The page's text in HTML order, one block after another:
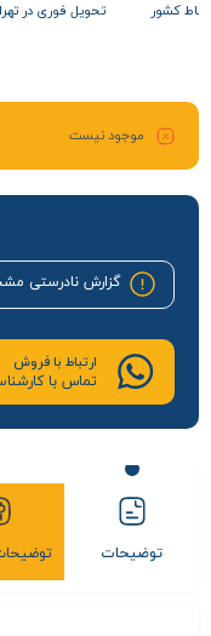
نقاط کشور تحویل فوری در
موجود نیست
گزارش نادرستی
ارتباط با فروش
تماس با
توضیحات